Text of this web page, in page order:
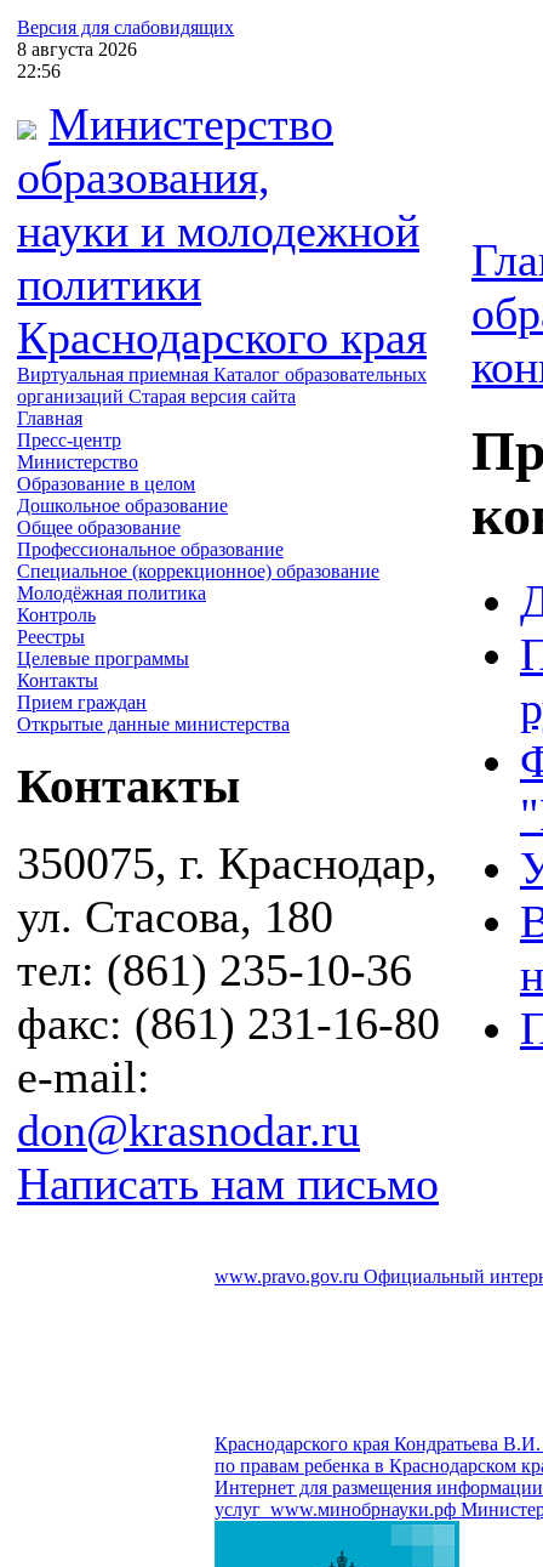
Версия для слабовидящих
8 августа 2026
22:56
Министерство
образования,
науки и молодежной
политики
Краснодарского края
Виртуальная приемная Каталог образовательных
организаций Старая версия сайта
Главная
Пресс-центр
Министерство
Образование в целом
Дошкольное образование
Общее образование
Профессиональное образование
Специальное (коррекционное) образование
Молодёжная политика
Контроль
Реестры
Целевые программы
Контакты
Прием граждан
Открытые данные министерства
Контакты
350075, г. Краснодар,
ул. Стасова, 180
тел: (861) 235-10-36
факс: (861) 231-16-80
e-mail:
don@krasnodar.ru
Написать нам письмо
www.pravo.gov.ru Официальный
Краснодарского края Кондратьева В.И.
по правам ребенка в Краснодарском
Интернет для размещения информации
услуг www.минобрнауки.рф